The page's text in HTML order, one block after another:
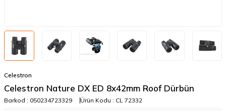
Celestron
Celestron Nature DX ED 8x42mm Roof Dürbün
Barkod : 050234723329 Ürün Kodu : CL 72332